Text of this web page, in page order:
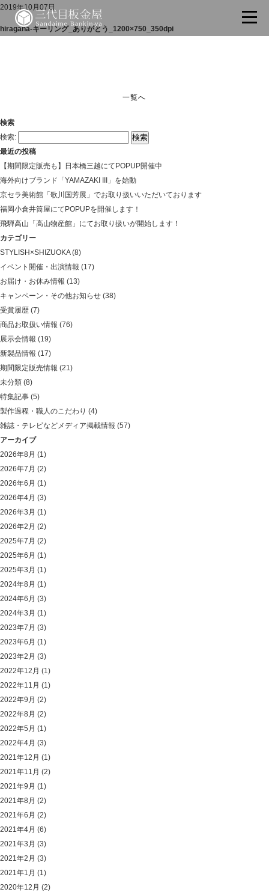
2019年10月07日
hiragana-キーリング_ありがとう_1200×750_350dpi
一覧へ
検索
検索:
最近の投稿
【期間限定販売も】日本橋三越にてPOPUP開催中
海外向けブランド「YAMAZAKI III」を始動
京セラ美術館「歌川国芳展」でお取り扱いいただいております
福岡小倉井筒屋にてPOPUPを開催します！
飛騨高山「高山物産館」にてお取り扱いが開始します！
カテゴリー
STYLISH×SHIZUOKA(8)
イベント開催・出演情報 (17)
お届け・お休み情報 (13)
キャンペーン・その他お知らせ (38)
受賞履歴 (7)
商品お取扱い情報 (76)
展示会情報 (19)
新製品情報 (17)
期間限定販売情報 (21)
未分類 (8)
特集記事 (5)
製作過程・職人のこだわり (4)
雑誌・テレビなどメディア掲載情報 (57)
アーカイブ
2026年8月 (1)
2026年7月 (2)
2026年6月 (1)
2026年4月 (3)
2026年3月 (1)
2026年2月 (2)
2025年7月 (2)
2025年6月 (1)
2025年3月 (1)
2024年8月 (1)
2024年6月 (3)
2024年3月 (1)
2023年7月 (3)
2023年6月 (1)
2023年2月 (3)
2022年12月 (1)
2022年11月 (1)
2022年9月 (2)
2022年8月 (2)
2022年5月 (1)
2022年4月 (3)
2021年12月 (1)
2021年11月 (2)
2021年9月 (1)
2021年8月 (2)
2021年6月 (2)
2021年4月 (6)
2021年3月 (3)
2021年2月 (3)
2021年1月 (1)
2020年12月 (2)